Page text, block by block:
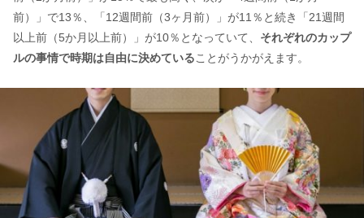
前）」で13％、「12週間前（3ヶ月前）」が11％と続き「21週間
以上前（5か月以上前）」が10％となっていて、 それぞれのカップ
ルの事情で時期は自由に決めていることがうかがえます。